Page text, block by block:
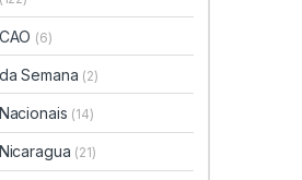
(6)
Semana (2)
(14)
(21)